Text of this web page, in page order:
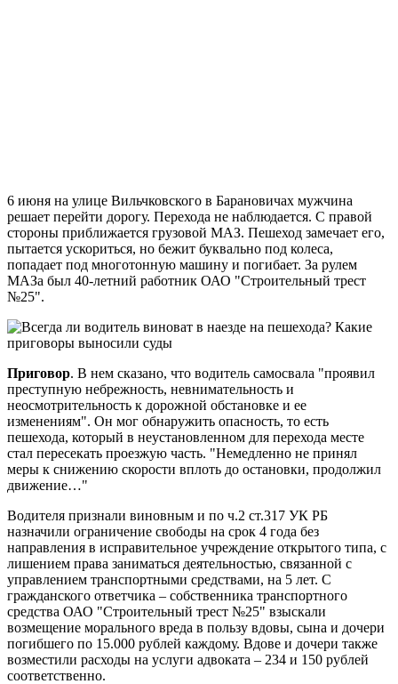
6 июня на улице Вильчковского в Барановичах мужчина
решает перейти дорогу. Перехода не наблюдается. С правой
стороны приближается грузовой МАЗ. Пешеход замечает его,
пытается ускориться, но бежит буквально под колеса,
попадает под многотонную машину и погибает. За рулем
МАЗа был 40-летний работник ОАО "Строительный трест
№25".
Приговор. В нем сказано, что водитель самосвала "проявил
преступную небрежность, невнимательность и
неосмотрительность к дорожной обстановке и ее
изменениям". Он мог обнаружить опасность, то есть
пешехода, который в неустановленном для перехода месте
стал пересекать проезжую часть. "Немедленно не принял
меры к снижению скорости вплоть до остановки, продолжил
движение…"
Водителя признали виновным и по ч.2 ст.317 УК РБ
назначили ограничение свободы на срок 4 года без
направления в исправительное учреждение открытого типа, с
лишением права заниматься деятельностью, связанной с
управлением транспортными средствами, на 5 лет. С
гражданского ответчика – собственника транспортного
средства ОАО "Строительный трест №25" взыскали
возмещение морального вреда в пользу вдовы, сына и дочери
погибшего по 15.000 рублей каждому. Вдове и дочери также
возместили расходы на услуги адвоката – 234 и 150 рублей
соответственно.